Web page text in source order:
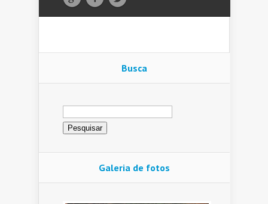
Busca
Pesquisar
por:
Galeria de fotos